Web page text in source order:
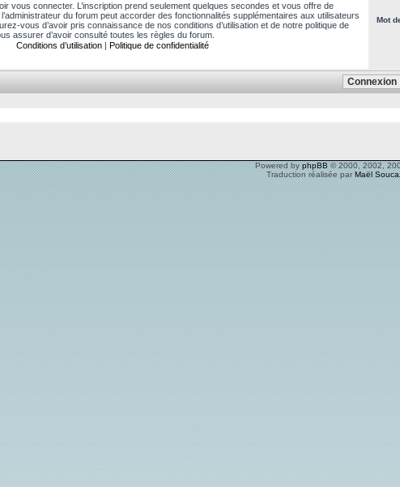
vous connecter. L’inscription prend seulement quelques secondes et vous offre de
du forum peut accorder des fonctionnalités supplémentaires aux utilisateurs
vous d’avoir pris connaissance de nos conditions d’utilisation et de notre politique de
assurer d’avoir consulté toutes les règles du forum.
Conditions d’utilisation| Politique de confidentialité
Mot
Powered byphpBB© 2000, 2002,
Traduction réalisée parMaël